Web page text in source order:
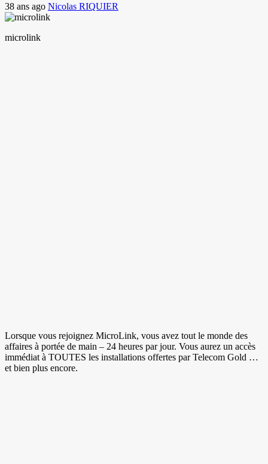
38 ans ago Nicolas RIQUIER
microlink
Lorsque vous rejoignez MicroLink, vous avez tout le monde des
affaires à portée de main – 24 heures par jour. Vous aurez un accès
immédiat à TOUTES les installations offertes par Telecom Gold …
et bien plus encore.